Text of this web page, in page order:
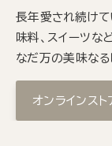
長年愛され続けて
味料、スイーツな
なだ万の美味なる
オンラインスト